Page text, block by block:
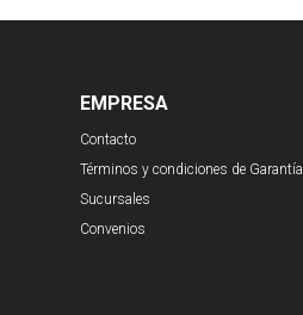
EMPRESA
Contacto
Términos y condiciones de Garantía
Sucursales
Convenios